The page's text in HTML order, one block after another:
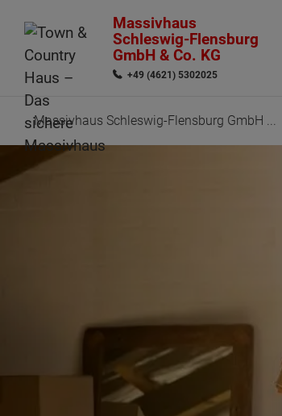
Massivhaus
Schleswig-Flensburg
GmbH & Co. KG
+49 (4621) 5302025
Massivhaus Schleswig-Flensburg GmbH ...